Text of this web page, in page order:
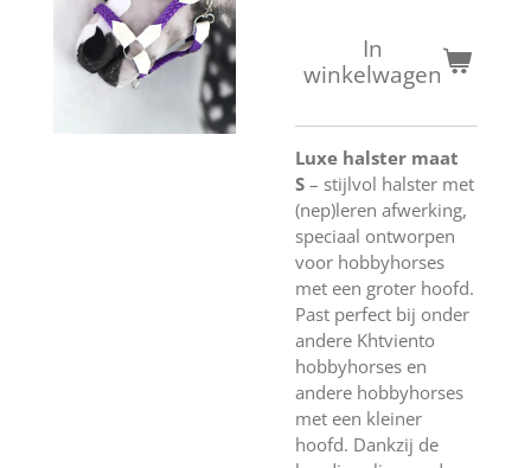
In
winkelwagen
Luxe halster maat
S – stijlvol halster met
(nep)leren afwerking,
speciaal ontworpen
voor hobbyhorses
met een groter hoofd.
Past perfect bij onder
andere Khtviento
hobbyhorses en
andere hobbyhorses
met een kleiner
hoofd. Dankzij de